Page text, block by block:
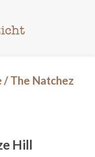
/ The Natchez
Hill